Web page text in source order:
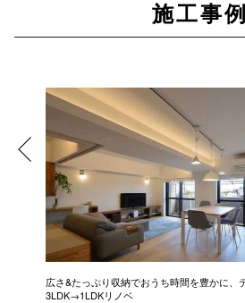
施工事例
広さ&たっぷり収納でおうち時間を豊かに、
3LDK→1LDKリノベ